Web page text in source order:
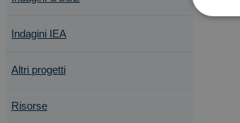
Indagini IEA
Altri progetti
Risorse